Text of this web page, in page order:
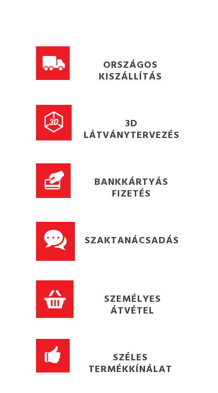
ORSZÁGOS
KISZÁLLÍTÁS
3D
LÁTVÁNYTERVEZÉS
BANKKÁRTYÁS
FIZETÉS
SZAKTANÁCSADÁS
SZEMÉLYES
ÁTVÉTEL
SZÉLES
TERMÉKKÍNÁLAT